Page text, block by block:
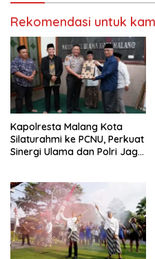
Rekomendasi untuk
Kapolresta Malang Kota
Silaturahmi ke PCNU, Perkuat
Sinergi Ulama dan Polri Jaga